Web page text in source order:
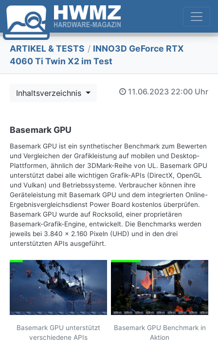
ARTIKEL & TESTS / INNO3D GeForce RTX
4060 Ti Twin X2 im Test
Inhaltsverzeichnis 11.06.2023 22:00 Uhr
Basemark GPU
Basemark GPU ist ein synthetischer Benchmark zum Bewerten
und Vergleichen der Grafikleistung auf mobilen und Desktop-
Plattformen, ähnlich der 3DMark-Reihe von UL. Basemark GPU
unterstützt dabei alle wichtigen Grafik-APIs (DirectX, OpenGL
und Vulkan) und Betriebssysteme. Verbraucher können ihre
Geräteleistung mit Basemark GPU und dem integrierten Online-
Ergebnisvergleichsdienst Power Board kostenlos überprüfen.
Basemark GPU wurde auf Rocksolid, einer proprietären
Basemark-Grafik-Engine, entwickelt. Die Benchmarks werden
jeweils bei 3.840 x 2.160 Pixeln (UHD) und in den drei
unterstützten APIs ausgeführt.
Basemark GPU unterstützt
verschiedene APIs
Basemark GPU Benchmark in
Aktion